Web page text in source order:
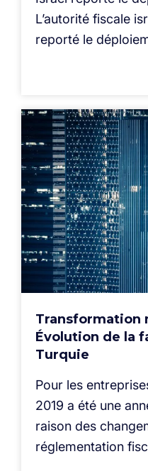
L’autorité fiscale
reporté le
Transformation
Évolution de la
Turquie
Pour les
2019 a été une
raison des
réglementation